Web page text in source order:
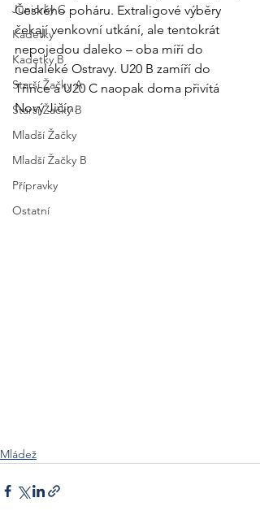
Juniorky C
Kadetky
Kadetky B
Starší Žačky A
Starší Žačky B
Mladší Žačky
Mladší Žačky B
Přípravky
Ostatní
Českého poháru. Extraligové výběry
čekají venkovní utkání, ale tentokrát
nepojedou daleko – oba míří do
nedaleké Ostravy. U20 B zamíří do
Třince a U20 C naopak doma přivítá
Nový Jičín.
Mládež